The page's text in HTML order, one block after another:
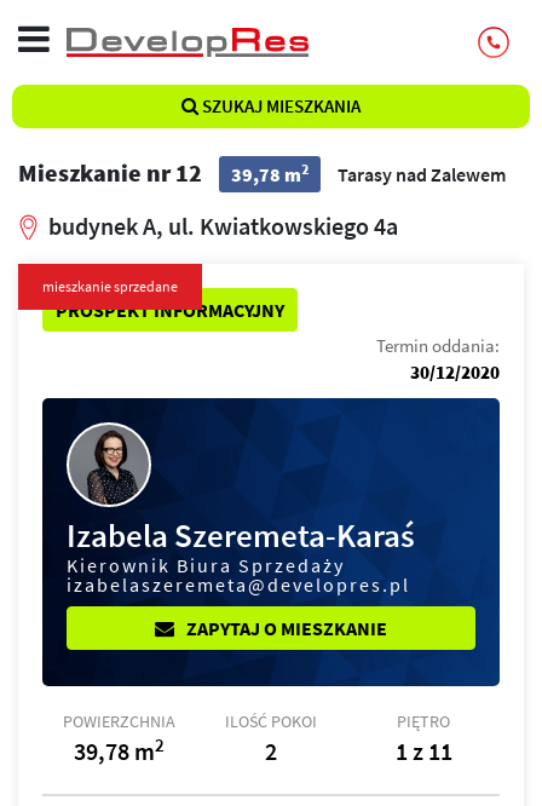
SZUKAJ MIESZKANIA
Mieszkanie nr 12 39,78 m2 Tarasy nad Zalewem
budynek A, ul. Kwiatkowskiego 4a
PROSPEKT INFORMACYJNY
mieszkanie sprzedane
Termin oddania:
30/12/2020
Izabela Szeremeta-Karaś
Kierownik Biura Sprzedaży
izabelaszeremeta@developres.pl
ZAPYTAJ O MIESZKANIE
POWIERZCHNIA
39,78 m2
ILOŚĆ POKOI
2
PIĘTRO
1 z 11